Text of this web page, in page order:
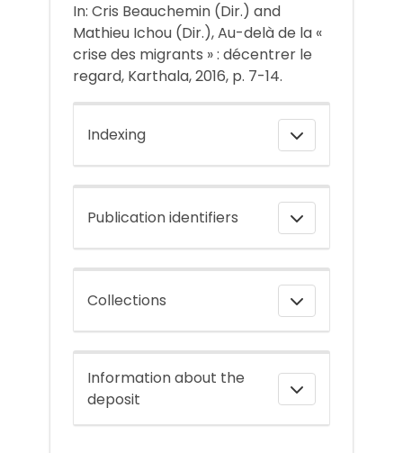
In: Cris Beauchemin (Dir.) and
Mathieu Ichou (Dir.), Au-delà de la «
crise des migrants » : décentrer le
regard, Karthala, 2016, p. 7-14.
Indexing
Publication identifiers
Collections
Information about the
deposit